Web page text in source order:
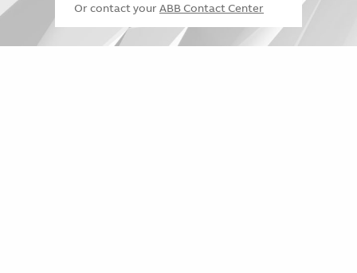
Or contact your ABB Contact Center